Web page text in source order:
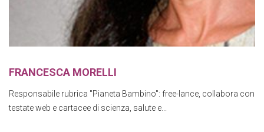
FRANCESCA MORELLI
Responsabile rubrica "Pianeta Bambino": free-lance, collabora con
testate web e cartacee di scienza, salute e...